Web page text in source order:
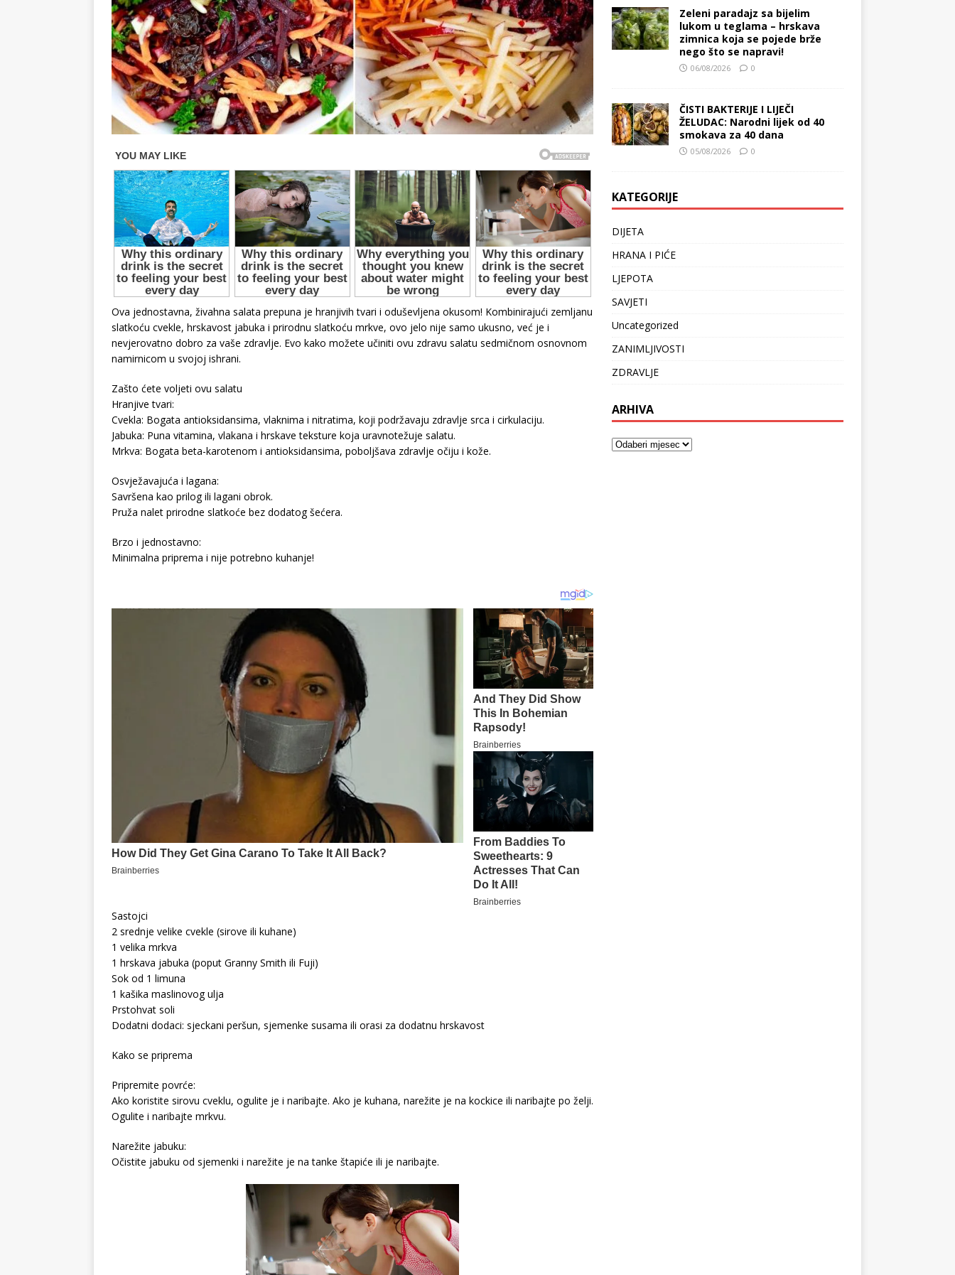
Ova jednostavna, živahna salata prepuna je hranjivih tvari i oduševljena okusom! Kombinirajući zemljanu
slatkoću cvekle, hrskavost jabuka i prirodnu slatkoću mrkve, ovo jelo nije samo ukusno, već je i
nevjerovatno dobro za vaše zdravlje. Evo kako možete učiniti ovu zdravu salatu sedmičnom osnovnom
namirnicom u svojoj ishrani.
Zašto ćete voljeti ovu salatu
Hranjive tvari:
Cvekla: Bogata antioksidansima, vlaknima i nitratima, koji podržavaju zdravlje srca i cirkulaciju.
Jabuka: Puna vitamina, vlakana i hrskave teksture koja uravnotežuje salatu.
Mrkva: Bogata beta-karotenom i antioksidansima, poboljšava zdravlje očiju i kože.
Osvježavajuća i lagana:
Savršena kao prilog ili lagani obrok.
Pruža nalet prirodne slatkoće bez dodatog šećera.
Brzo i jednostavno:
Minimalna priprema i nije potrebno kuhanje!
Sastojci
2 srednje velike cvekle (sirove ili kuhane)
1 velika mrkva
1 hrskava jabuka (poput Granny Smith ili Fuji)
Sok od 1 limuna
1 kašika maslinovog ulja
Prstohvat soli
Dodatni dodaci: sjeckani peršun, sjemenke susama ili orasi za dodatnu hrskavost
Kako se priprema
Pripremite povrće:
Ako koristite sirovu cveklu, ogulite je i naribajte. Ako je kuhana, narežite je na kockice ili naribajte po želji.
Ogulite i naribajte mrkvu.
Narežite jabuku:
Očistite jabuku od sjemenki i narežite je na tanke štapiće ili je naribajte.
Zeleni paradajz sa bijelim
lukom u teglama – hrskava
zimnica koja se pojede brže
nego što se napravi!
06/08/2026 0
ČISTI BAKTERIJE I LIJEČI
ŽELUDAC: Narodni lijek od 40
smokava za 40 dana
05/08/2026 0
KATEGORIJE
DIJETA
HRANA I PIĆE
LJEPOTA
SAVJETI
Uncategorized
ZANIMLJIVOSTI
ZDRAVLJE
ARHIVA